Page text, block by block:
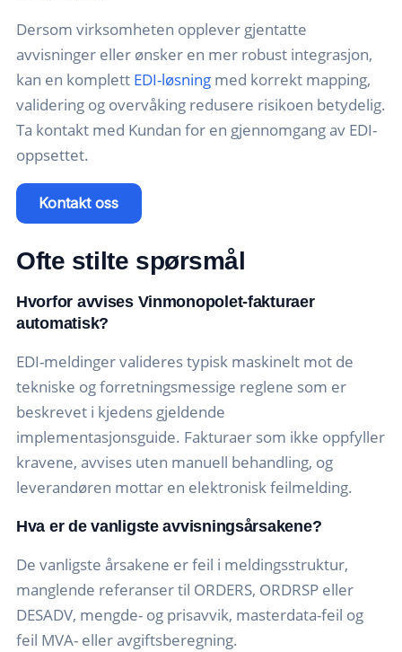
Dersom virksomheten opplever gjentatte
avvisninger eller ønsker en mer robust integrasjon,
kan en komplett EDI-løsning med korrekt mapping,
validering og overvåking redusere risikoen betydelig.
Ta kontakt med Kundan for en gjennomgang av EDI-
oppsettet.
Kontakt oss
Ofte stilte spørsmål
Hvorfor avvises Vinmonopolet-fakturaer
automatisk?
EDI-meldinger valideres typisk maskinelt mot de
tekniske og forretningsmessige reglene som er
beskrevet i kjedens gjeldende
implementasjonsguide. Fakturaer som ikke oppfyller
kravene, avvises uten manuell behandling, og
leverandøren mottar en elektronisk feilmelding.
Hva er de vanligste avvisningsårsakene?
De vanligste årsakene er feil i meldingsstruktur,
manglende referanser til ORDERS, ORDRSP eller
DESADV, mengde- og prisavvik, masterdata-feil og
feil MVA- eller avgiftsberegning.